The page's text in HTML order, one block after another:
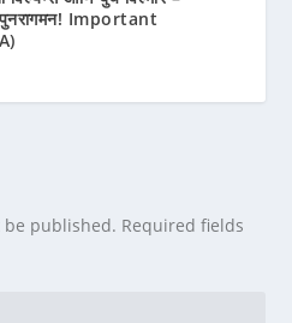
पुनरागमन! Important
published. Required fields